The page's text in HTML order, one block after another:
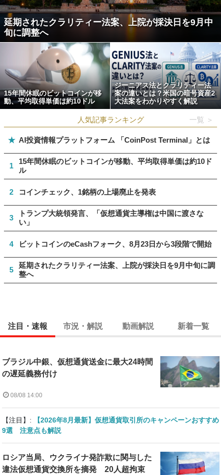
延期されたクラリティー法案、上院が採決日を9月中
旬に調整へ
15年間休眠のビットコインが移
動、平均取得単価は約10ドル
ジーニアス法とクラリティー法
案の違いとは？米国の暗号資産2
大法案をわかりやすく解説
人気記事ランキング 一覧 ＞
★ AI投資情報プラットフォーム 「CoinPost Terminal」とは
1
15年間休眠のビットコインが移動、平均取得単価は約10ド
ル
2 コインチェック、1銘柄の上場廃止を発表
3
トランプ大統領発言、「仮想通貨主導権は中国に渡さな
い」
4 ビットコインのeCashフォーク、8月23日から3段階で開始
5
延期されたクラリティー法案、上院が採決日を9月中旬に調
整へ
注目・速報 市況・解説 動画解説 新着一覧
ブラジル中銀、仮想通貨送金に最大24時間
の遅延義務付け
08/08 14:00
【注目】:
【2026年8月最新】仮想通貨取引所のキャンペーンおすすめ
9選 注意点も解説
ロシア当局、ウクライナ発詐欺に関与した
違法仮想通貨交換所を摘発 20人超拘束